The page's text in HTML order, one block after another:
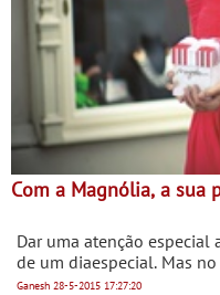
Com a Magnólia, a sua
Dar uma atenção
de um diaespecial. Mas
graúdos sabem que é
Ganesh 28-5-2015 17:27:20